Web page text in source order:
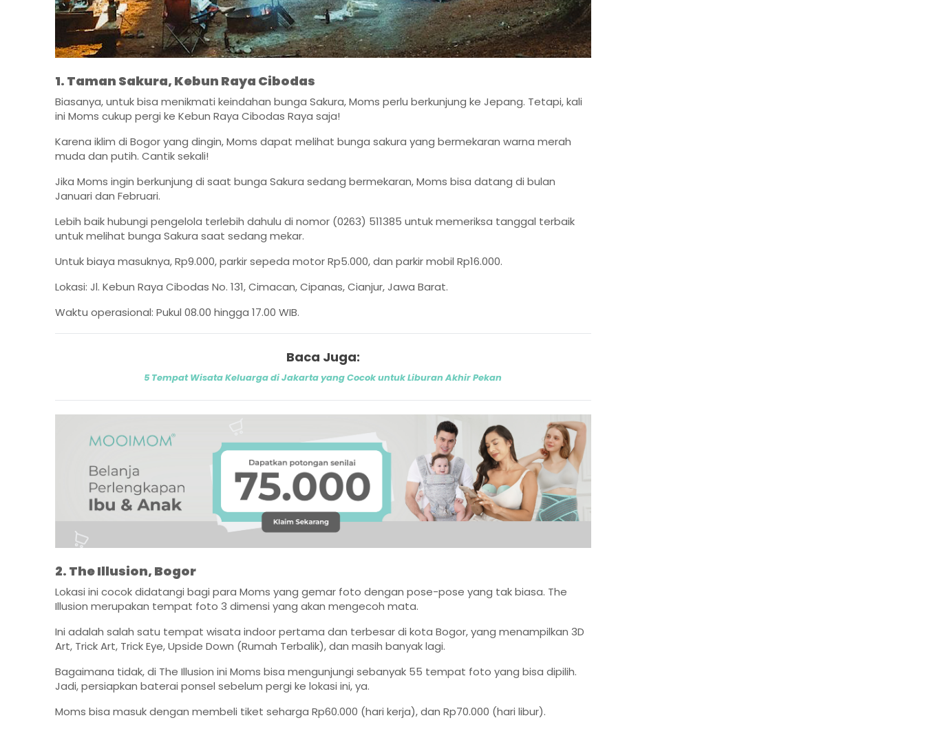
1. Taman Sakura, Kebun Raya Cibodas
Biasanya, untuk bisa menikmati keindahan bunga Sakura, Moms perlu berkunjung ke Jepang. Tetapi, kali
ini Moms cukup pergi ke Kebun Raya Cibodas Raya saja!
Karena iklim di Bogor yang dingin, Moms dapat melihat bunga sakura yang bermekaran warna merah
muda dan putih. Cantik sekali!
Jika Moms ingin berkunjung di saat bunga Sakura sedang bermekaran, Moms bisa datang di bulan
Januari dan Februari.
Lebih baik hubungi pengelola terlebih dahulu di nomor (0263) 511385 untuk memeriksa tanggal terbaik
untuk melihat bunga Sakura saat sedang mekar.
Untuk biaya masuknya, Rp9.000, parkir sepeda motor Rp5.000, dan parkir mobil Rp16.000.
Lokasi: Jl. Kebun Raya Cibodas No. 131, Cimacan, Cipanas, Cianjur, Jawa Barat.
Waktu operasional: Pukul 08.00 hingga 17.00 WIB.
Baca Juga:
5 Tempat Wisata Keluarga di Jakarta yang Cocok untuk Liburan Akhir Pekan
2. The Illusion, Bogor
Lokasi ini cocok didatangi bagi para Moms yang gemar foto dengan pose-pose yang tak biasa. The
Illusion merupakan tempat foto 3 dimensi yang akan mengecoh mata.
Ini adalah salah satu tempat wisata indoor pertama dan terbesar di kota Bogor, yang menampilkan 3D
Art, Trick Art, Trick Eye, Upside Down (Rumah Terbalik), dan masih banyak lagi.
Bagaimana tidak, di The Illusion ini Moms bisa mengunjungi sebanyak 55 tempat foto yang bisa dipilih.
Jadi, persiapkan baterai ponsel sebelum pergi ke lokasi ini, ya.
Moms bisa masuk dengan membeli tiket seharga Rp60.000 (hari kerja), dan Rp70.000 (hari libur).